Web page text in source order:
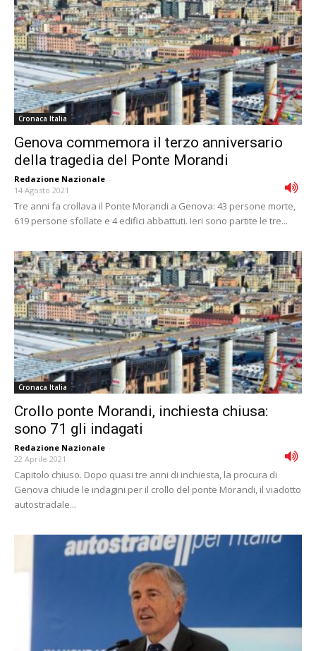
Cronaca Italia
Genova commemora il terzo anniversario
della tragedia del Ponte Morandi
Redazione Nazionale -
14 Agosto 2021
Tre anni fa crollava il Ponte Morandi a Genova: 43 persone morte,
619 persone sfollate e 4 edifici abbattuti. Ieri sono partite le tre...
Cronaca Italia
Crollo ponte Morandi, inchiesta chiusa:
sono 71 gli indagati
Redazione Nazionale -
22 Aprile 2021
Capitolo chiuso. Dopo quasi tre anni di inchiesta, la procura di
Genova chiude le indagini per il crollo del ponte Morandi, il viadotto
autostradale...